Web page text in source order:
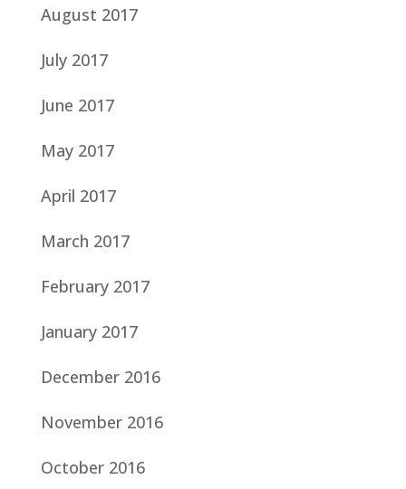
August 2017
July 2017
June 2017
May 2017
April 2017
March 2017
February 2017
January 2017
December 2016
November 2016
October 2016